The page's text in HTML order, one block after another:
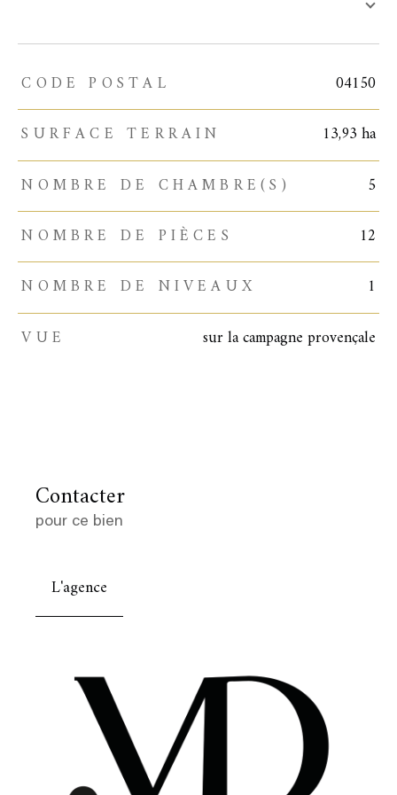
TRAD_ZEPHYR_Caracteristique TRAD_ZEPHYR_Valeurs
CODE POSTAL
04150
SURFACE TERRAIN
13,93 ha
NOMBRE DE CHAMBRE(S)
5
NOMBRE DE PIÈCES
12
NOMBRE DE NIVEAUX
1
VUE
sur la campagne provençale
Contacter
pour ce bien
L'agence